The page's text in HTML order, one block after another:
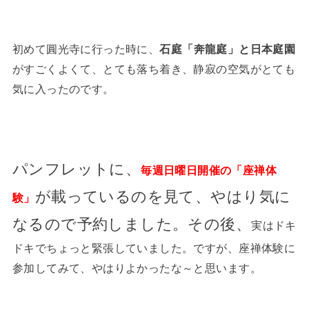
初めて圓光寺に行った時に、石庭「奔龍庭」と日本庭園
がすごくよくて、とても落ち着き、静寂の空気がとても
気に入ったのです。
パンフレットに、毎週日曜日開催の「座禅体
験」 が載っているのを見て、やはり気に
なるので予約しました。その後、実はドキ
ドキでちょっと緊張していました。ですが、座禅体験に
参加してみて、やはりよかったな～と思います。